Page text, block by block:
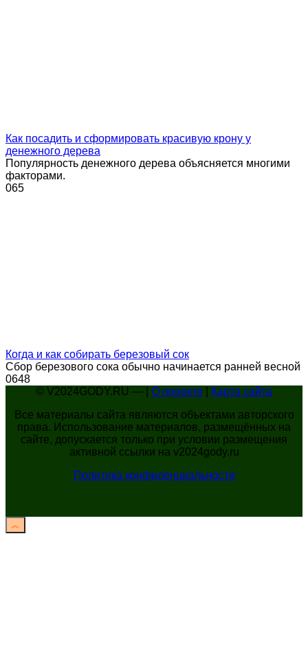
Как посадить и сформировать красивую крону у
денежного дерева
Популярность денежного дерева объясняется многими
факторами.
065
Когда и как собирать березовый сок
Сбор березового сока обычно начинается ранней весной
0648
© V2024GODY.RU — | О проекте
Карта сайта
Все материалы сайта являются объектами авторского
права. Использование материалов, размещённых на
сайте, допускается только при условии размещения
активной ссылки на v2024gody.ru
Политика конфиденциальности